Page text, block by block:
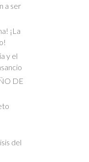
a ser
¡La
y el
DE
del